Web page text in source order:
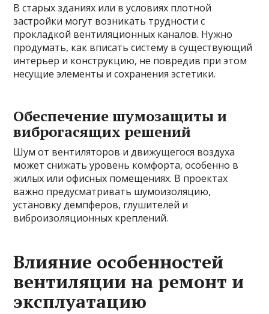
В старых зданиях или в условиях плотной
застройки могут возникать трудности с
прокладкой вентиляционных каналов. Нужно
продумать, как вписать систему в существующий
интерьер и конструкцию, не повредив при этом
несущие элементы и сохранения эстетики.
Обеспечение шумозащиты и
виброгасящих решений
Шум от вентиляторов и движущегося воздуха
может снижать уровень комфорта, особенно в
жилых или офисных помещениях. В проектах
важно предусматривать шумоизоляцию,
установку демпферов, глушителей и
виброизоляционных креплений.
Влияние особенностей
вентиляции на ремонт и
эксплуатацию